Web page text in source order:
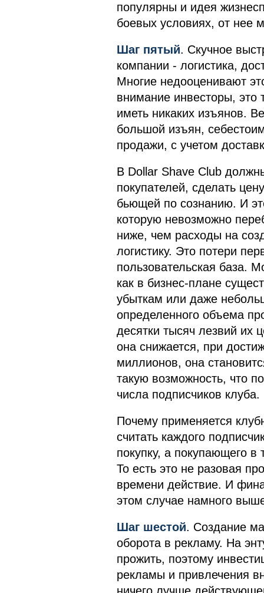
популярны и идея
боевых условиях, от нее
Шаг пятый. Скучное
компании - логистика,
Многие недооценивают
внимание инвесторы, это
иметь никаких изъянов.
большой изъян,
продажи, с учетом
В Dollar Shave Club
покупателей, сделать
бьющей по сознанию. И
которую невозможно
ниже, чем расходы на
логистику. Это потери
пользовательская база.
как в бизнес-плане
убыткам или даже
определенного объема
десятки тысяч лезвий их
она снижается, при
миллионов, она
такую возможность, что
числа подписчиков клуба.
Почему применяется
считать каждого
покупку, а покупающего в
То есть это не разовая
времени действие. И
этом случае намного
Шаг шестой. Создание
оборота в рекламу. На
прожить, поэтому
рекламы и привлечения